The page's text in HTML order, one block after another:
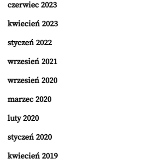
czerwiec 2023
kwiecień 2023
styczeń 2022
wrzesień 2021
wrzesień 2020
marzec 2020
luty 2020
styczeń 2020
kwiecień 2019